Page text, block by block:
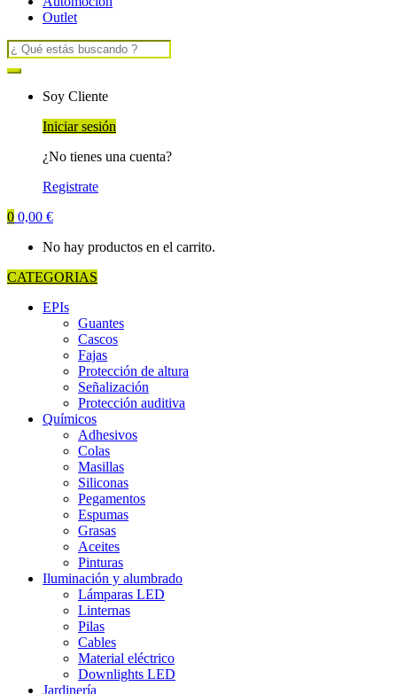
Outlet
Search
for:
Soy Cliente
Iniciar sesión
¿No tienes una cuenta?
Registrate
0 0,00 €
No hay productos en el carrito.
CATEGORIAS
EPIs
Guantes
Cascos
Fajas
Protección de altura
Señalización
Protección auditiva
Químicos
Adhesivos
Colas
Masillas
Siliconas
Pegamentos
Espumas
Grasas
Aceites
Pinturas
Iluminación y alumbrado
Lámparas LED
Linternas
Pilas
Cables
Material eléctrico
Downlights LED
Jardinería